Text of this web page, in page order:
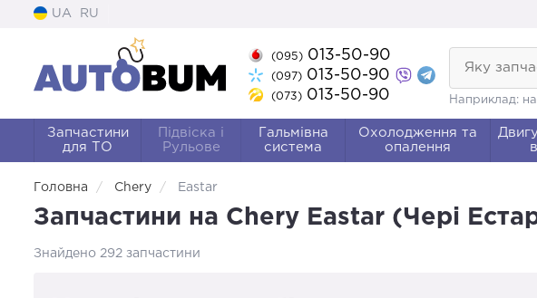
UA RU
(095)013-50-90
(097)013-50-90
(073)013-50-90
Яку
Наприклад:
Запчастини
для ТО
Підвіска і
Рульове
Гальмівна
система
Охолодження та
опалення
Головна Chery Eastar
Запчастини на Chery Eastar (Чері
Знайдено 292 запчастини